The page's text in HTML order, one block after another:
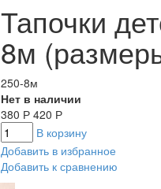
Тапочки
8м
250-8м
Нет в наличии
380 Р 420 Р
В корзину
Добавить в избранное
Добавить к сравнению